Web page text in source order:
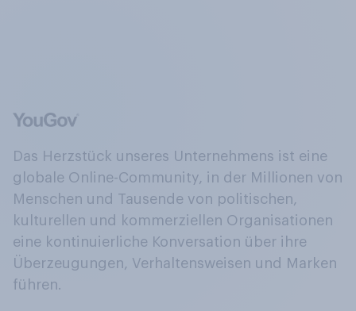
Das Herzstück unseres Unternehmens ist eine
globale Online-Community, in der Millionen von
Menschen und Tausende von politischen,
kulturellen und kommerziellen Organisationen
eine kontinuierliche Konversation über ihre
Überzeugungen, Verhaltensweisen und Marken
führen.